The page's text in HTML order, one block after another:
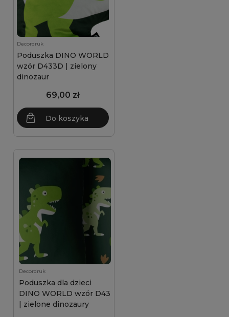
Decordruk
Poduszka DINO WORLD
wzór D433D | zielony
dinozaur
69,00 zł
Do koszyka
Decordruk
Poduszka dla dzieci
DINO WORLD wzór D43
| zielone dinozaury